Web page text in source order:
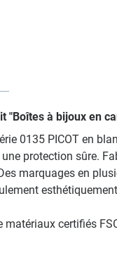
"Boîtes à bijoux en
0135 PICOT en
protection sûre.
marquages en
matériaux certifiés